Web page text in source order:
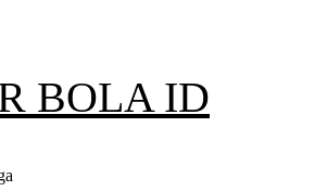
BOLA ID